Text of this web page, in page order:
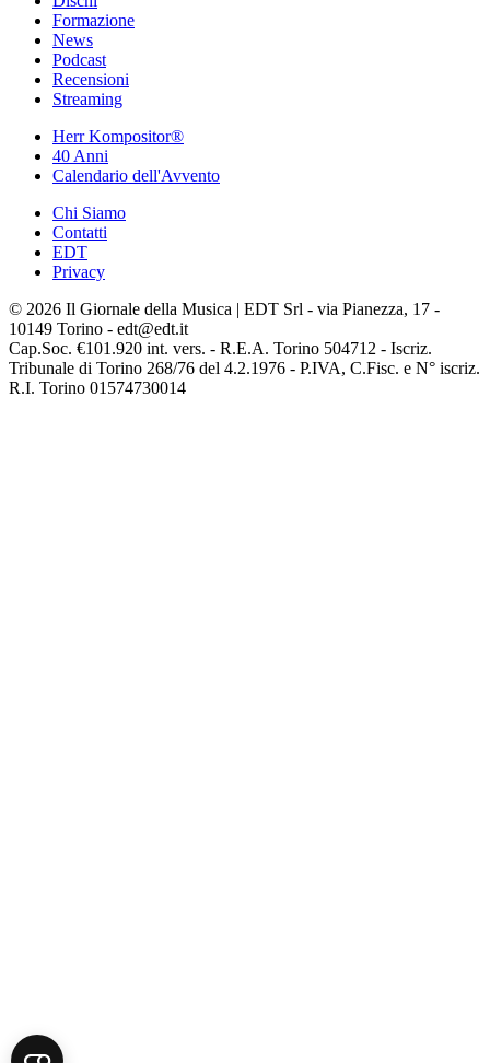
Formazione
News
Podcast
Recensioni
Streaming
Herr Kompositor®
40 Anni
Calendario dell'Avvento
Chi Siamo
Contatti
EDT
Privacy
© 2026 Il Giornale della Musica | EDT Srl - via Pianezza, 17 -
10149 Torino - edt@edt.it
Cap.Soc. €101.920 int. vers. - R.E.A. Torino 504712 - Iscriz.
Tribunale di Torino 268/76 del 4.2.1976 - P.IVA, C.Fisc. e N° iscriz.
R.I. Torino 01574730014